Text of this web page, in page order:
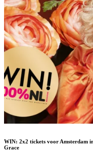
WIN: 2x2 tickets voor Amsterdam
Grace